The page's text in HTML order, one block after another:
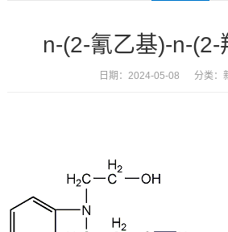
n-(2-氰乙基)-n-(2-
日期：2024-05-08 分类：